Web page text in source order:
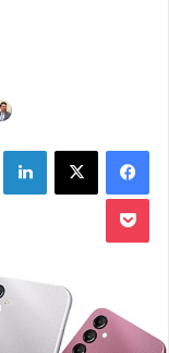
فيسبوك